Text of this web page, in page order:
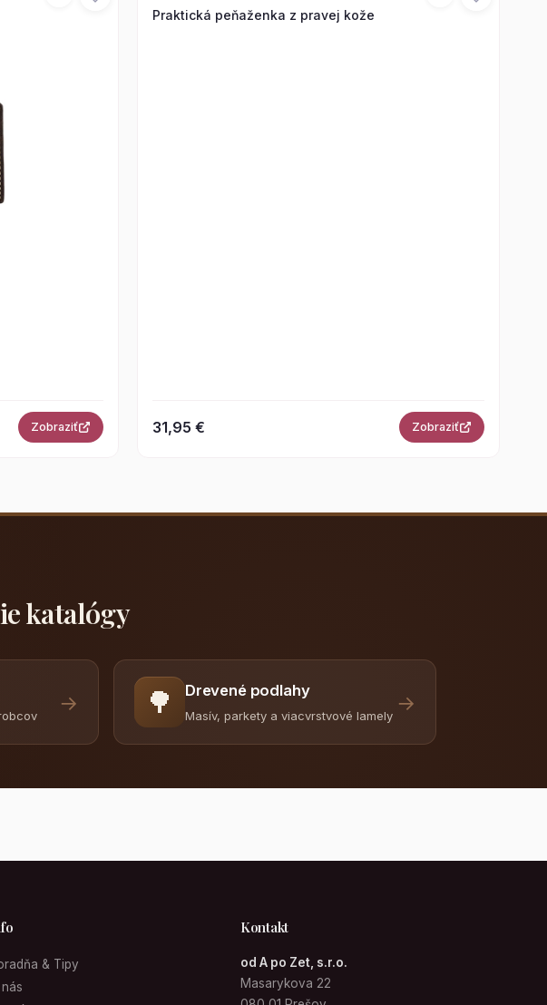
Zobraziť
Praktická peňaženka z pravej kože
31,95 € Zobraziť
katalógy
→ 🌳 Drevené podlahy
Masív, parkety a viacvrstvové lamely
→
& Tipy
Kontakt
od A po Zet, s.r.o.
Masarykova 22